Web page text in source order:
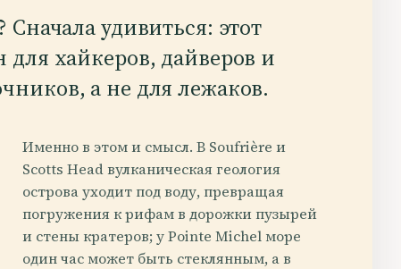
удивиться: этот
для хайкеров, дайверов и
а не для лежаков.
Именно в этом и смысл. В Soufrière и
Scotts Head вулканическая геология
острова уходит под воду, превращая
погружения к рифам в дорожки пузырей
и стены кратеров; у Pointe Michel море
один час может быть стеклянным, а в